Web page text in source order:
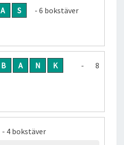
A S
- 6 bokstäver
B A N K
- 8
- 4 bokstäver